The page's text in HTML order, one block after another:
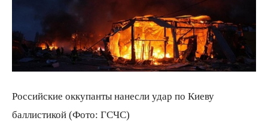
Российские оккупанты нанесли удар по Киеву
баллистикой (Фото: ГСЧС)